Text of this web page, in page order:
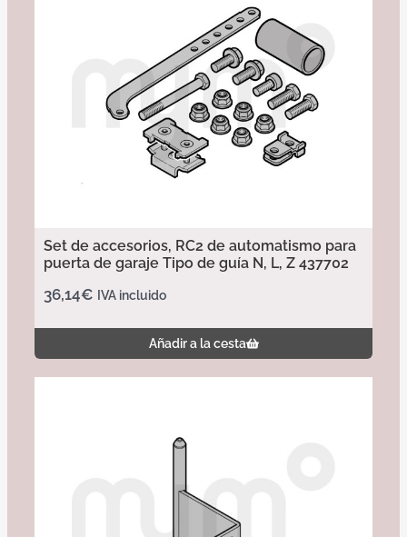
Set de accesorios, RC2 de automatismo para
puerta de garaje Tipo de guía N, L, Z 437702
36,14€ IVA incluido
Añadir a la cesta